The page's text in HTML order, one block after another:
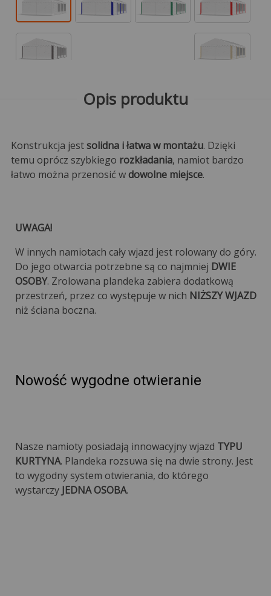
Opis produktu
Konstrukcja jestsolidna i łatwa w montażu. Dzięki
temu oprócz szybkiego rozkładania, namiot bardzo
łatwo można przenosić wdowolne miejsce.
UWAGA!
W innych namiotach cały wjazd jest rolowany do góry.
Do jego otwarcia potrzebne są co najmniej DWIE
OSOBY. Zrolowana plandeka zabiera dodatkową
przestrzeń, przez co występuje w nich NIŻSZY WJAZD
niż ściana boczna.
Nowość wygodne otwieranie
Nasze namioty posiadają innowacyjny wjazd TYPU
KURTYNA. Plandeka rozsuwa się na dwie strony. Jest
to wygodny system otwierania, do którego
wystarczy JEDNA OSOBA.